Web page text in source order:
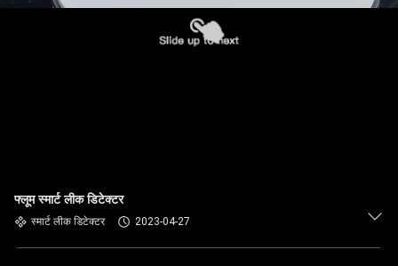
फ्लूम स्मार्ट लीक डिटेक्टर
स्मार्ट लीक डिटेक्टर 2023-04-27